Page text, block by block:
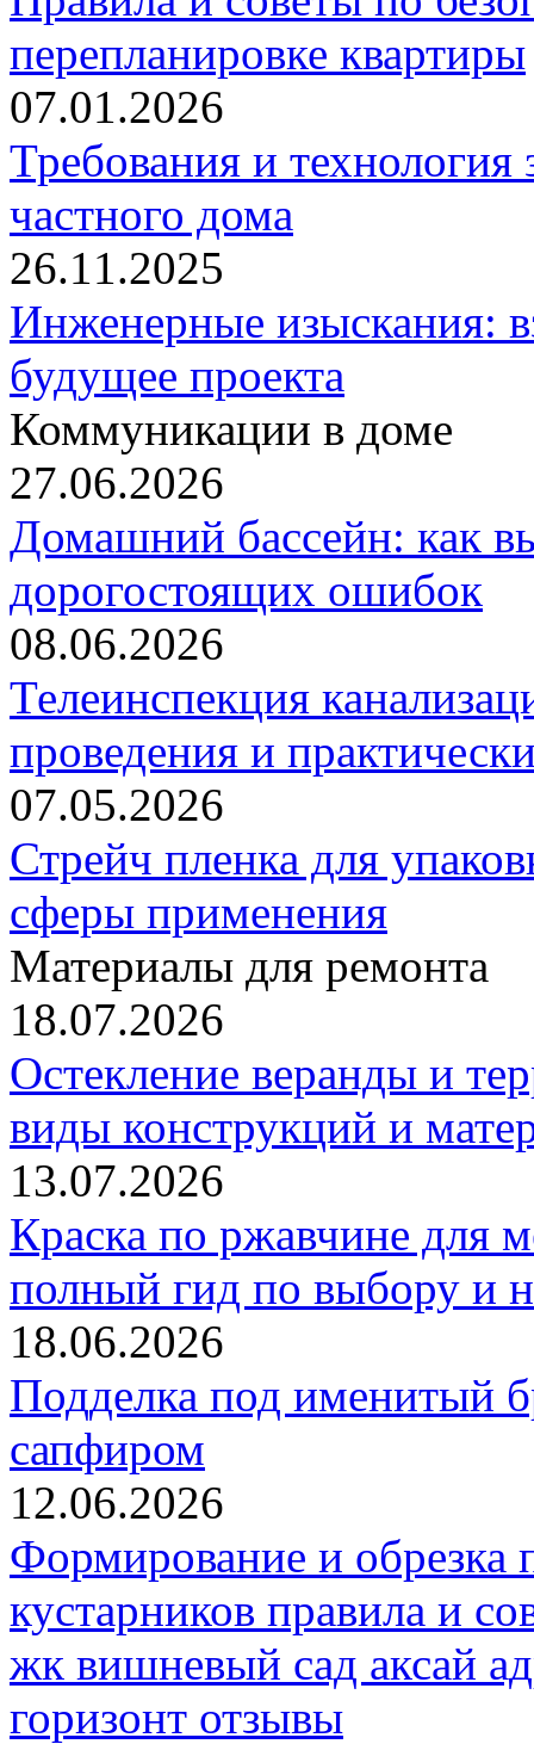
перепланировке квартиры
07.01.2026
Требования и технология
частного дома
26.11.2025
Инженерные изыскания:
будущее проекта
Коммуникации в доме
27.06.2026
Домашний бассейн: как
дорогостоящих ошибок
08.06.2026
Телеинспекция
проведения и
07.05.2026
Стрейч пленка для
сферы применения
Материалы для ремонта
18.07.2026
Остекление веранды и
виды конструкций и
13.07.2026
Краска по ржавчине для
полный гид по выбору и
18.06.2026
Подделка под именитый
сапфиром
12.06.2026
Формирование и обрезка
кустарников правила и
жк вишневый сад аксай
горизонт отзывы